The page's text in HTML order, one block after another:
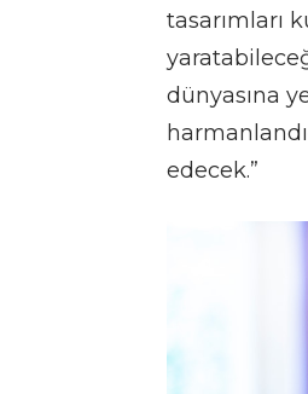
tasarımları
dünyasına
edecek.”